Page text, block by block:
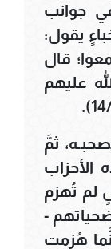
في جوانب
يقول:
قال
عليهم
ثمَّ
لم تُهزم
-
هُزمت